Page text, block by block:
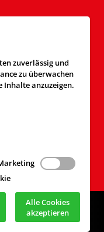
, Köln
zuverlässig und
zu überwachen
anzuzeigen.
Alle Cookies
akzeptieren